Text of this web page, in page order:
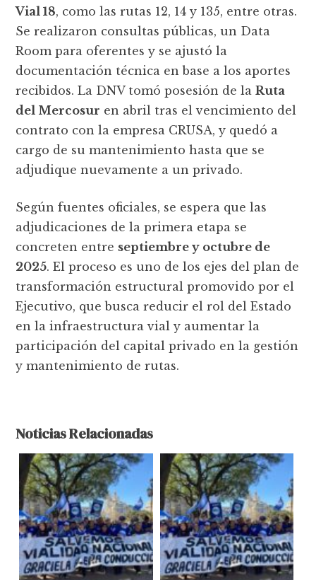
Vial 18, como las rutas 12, 14 y 135, entre otras.
Se realizaron consultas públicas, un Data
Room para oferentes y se ajustó la
documentación técnica en base a los aportes
recibidos. La DNV tomó posesión de laRuta
del Mercosur en abril tras el vencimiento del
contrato con la empresa CRUSA, y quedó a
cargo de su mantenimiento hasta que se
adjudique nuevamente a un privado.
Según fuentes oficiales, se espera que las
adjudicaciones de la primera etapa se
concreten entre septiembre y octubre de
2025. El proceso es uno de los ejes del plan de
transformación estructural promovido por el
Ejecutivo, que busca reducir el rol del Estado
en la infraestructura vial y aumentar la
participación del capital privado en la gestión
y mantenimiento de rutas.
Noticias Relacionadas